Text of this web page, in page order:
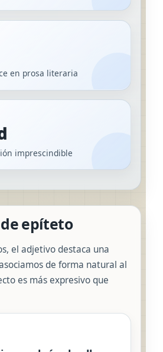
en prosa literaria
imprescindible
epíteto
el adjetivo destaca una
de forma natural al
es más expresivo que